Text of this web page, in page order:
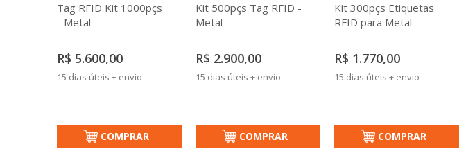
Tag RFID Kit 1000pçs
- Metal
R$ 5.600,00
15 dias úteis + envio
COMPRAR
Kit 500pçs Tag RFID -
Metal
R$ 2.900,00
15 dias úteis + envio
COMPRAR
Kit 300pçs Etiquetas
RFID para Metal
R$ 1.770,00
15 dias úteis + envio
COMPRAR